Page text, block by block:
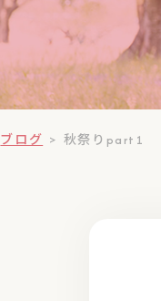
ブログ > 秋祭りpart1